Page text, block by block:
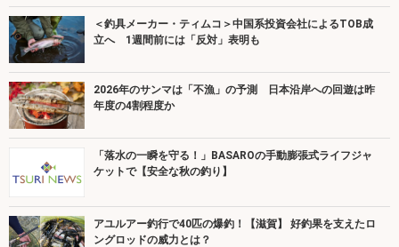
＜釣具メーカー・ティムコ＞中国系投資会社によるTOB成
立へ 1週間前には「反対」表明も
2026年のサンマは「不漁」の予測 日本沿岸への回遊は昨
年度の4割程度か
「落水の一瞬を守る！」BASAROの手動膨張式ライフジャ
ケットで【安全な秋の釣り】
アユルアー釣行で40匹の爆釣！【滋賀】 好釣果を支えたロ
ングロッドの威力とは？